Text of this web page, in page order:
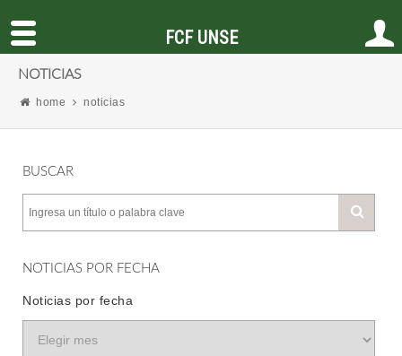
NOTICIAS
home noticias
BUSCAR
NOTICIAS POR FECHA
Noticias por fecha
FCF UNSE